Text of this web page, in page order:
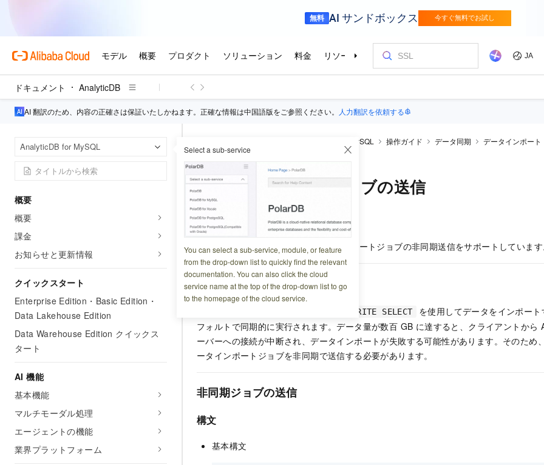
ドキュメント AnalyticDB
AI 翻訳のため、内容の正確さは保証いたしかねます。正確な情報は中国語版をご参照ください。 人力翻訳を依頼する
AnalyticDB for MySQL Select a sub-service
You can select a sub-service, module, or feature
from the drop-down list to quickly find the relevant
documentation. You can also click the cloud
service name at the top of the drop-down list to go
to the homepage of the cloud service.
概要
概要
課金
お知らせと更新情報
クイックスタート
Enterprise Edition・Basic Edition・
Data Lakehouse Edition
Data Warehouse Edition クイックス
タート
AI 機能
基本機能
マルチモーダル処理
エージェントの機能
業界プラットフォーム
AnalyticDB for MySQL 操作ガイド データ同期
データインポート
非同期インポートジョブの送信
非同期インポートジョブの送信
更新日時
AnalyticDB for MySQLは、データインポートジョブの非同期送信をサポートしていま
利用シーン
INSERT OVERWRITE SELECT
を使用してデータをインポー
フォルトで同期的に実行されます。データ量が数百 GB に達すると、クライアントから
ーバーへの接続が中断され、データインポートが失敗する可能性があります。そのため
ータインポートジョブを非同期で送信する必要があります。
非同期ジョブの送信
構文
基本構文